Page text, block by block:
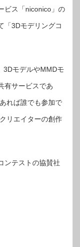
ビス「niconico」の
「3Dモデリングコ
3DモデルやMMDモ
有サービスであ
れば誰でも参加で
リエイターの創作
ンテストの協賛社